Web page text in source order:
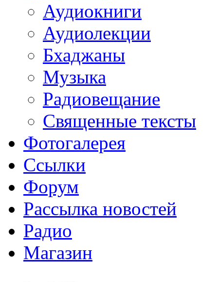
Аудиокниги
Аудиолекции
Бхаджаны
Музыка
Радиовещание
Священные тексты
Фотогалерея
Ссылки
Форум
Рассылка новостей
Радио
Магазин